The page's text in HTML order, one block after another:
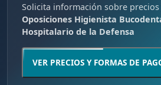
Solicita información sobre
Oposiciones Higienista
Hospitalario de la Defensa
VER PRECIOS Y FORMAS DE